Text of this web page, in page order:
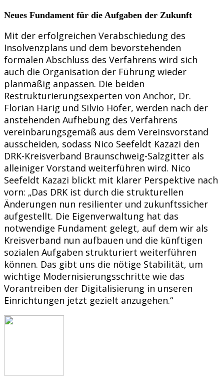
Neues Fundament für die Aufgaben der Zukunft
Mit der erfolgreichen Verabschiedung des
Insolvenzplans und dem bevorstehenden
formalen Abschluss des Verfahrens wird sich
auch die Organisation der Führung wieder
planmäßig anpassen. Die beiden
Restrukturierungsexperten von Anchor, Dr.
Florian Harig und Silvio Höfer, werden nach der
anstehenden Aufhebung des Verfahrens
vereinbarungsgemäß aus dem Vereinsvorstand
ausscheiden, sodass Nico Seefeldt Kazazi den
DRK-Kreisverband Braunschweig-Salzgitter als
alleiniger Vorstand weiterführen wird. Nico
Seefeldt Kazazi blickt mit klarer Perspektive nach
vorn: „Das DRK ist durch die strukturellen
Änderungen nun resilienter und zukunftssicher
aufgestellt. Die Eigenverwaltung hat das
notwendige Fundament gelegt, auf dem wir als
Kreisverband nun aufbauen und die künftigen
sozialen Aufgaben strukturiert weiterführen
können. Das gibt uns die nötige Stabilität, um
wichtige Modernisierungsschritte wie das
Vorantreiben der Digitalisierung in unseren
Einrichtungen jetzt gezielt anzugehen.“